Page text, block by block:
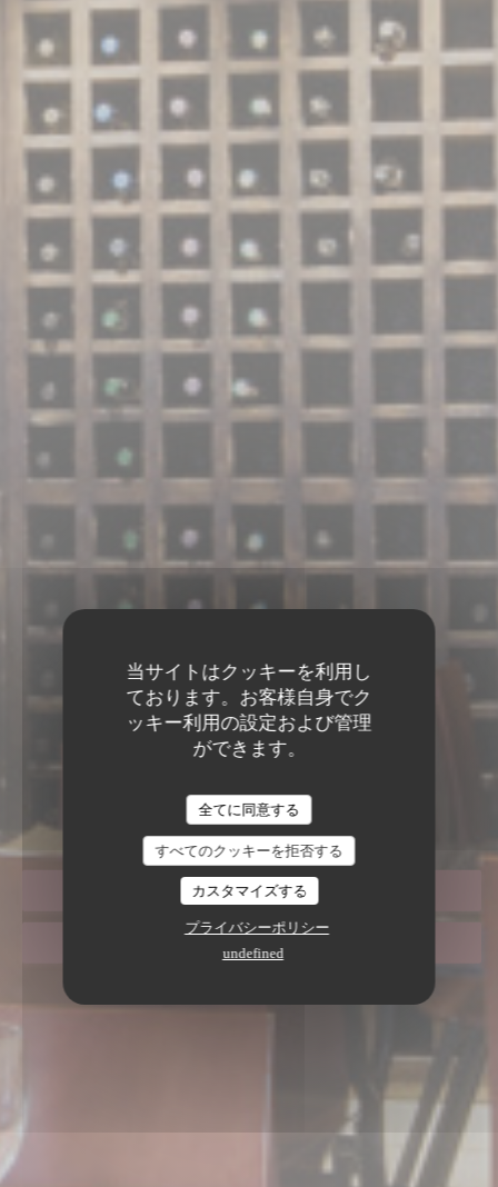
当サイトはクッキーを利用し
ております。お客様自身でク
ッキー利用の設定および管理
ができます。
全てに同意する
すべてのクッキーを拒否する
カスタマイズする
プライバシーポリシー
undefined
SALENTO MARAIS
|PARIS
予約